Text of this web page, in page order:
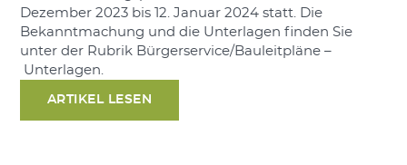
Dezember 2023 bis 12. Januar 2024 statt. Die
Bekanntmachung und die Unterlagen finden Sie
unter der Rubrik Bürgerservice/Bauleitpläne –
Unterlagen.
ARTIKEL LESEN